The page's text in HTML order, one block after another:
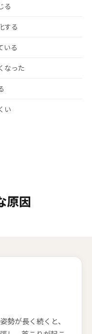
る
する
いる
なった
い
原因
勢が長く続くと、